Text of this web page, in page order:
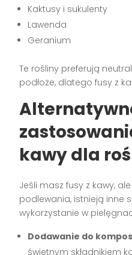
Kaktusy i sukulenty
Lawenda
Geranium
Te rośliny preferują
podłoże, dlatego fusy z
kawy dla
Jeśli masz fusy z kawy,
podlewania, istnieją inne
wykorzystanie w
Dodawanie do
świetnym składnikiem